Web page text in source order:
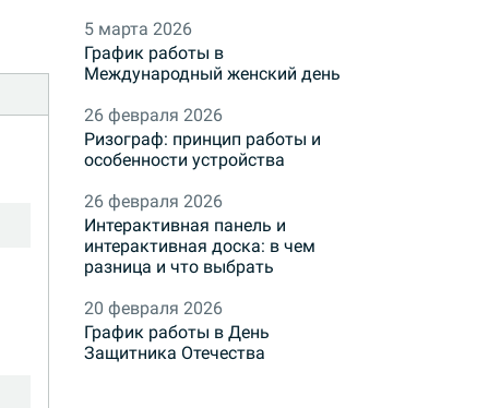
5 марта 2026
График работы в
Международный женский день
26 февраля 2026
Ризограф: принцип работы и
особенности устройства
26 февраля 2026
Интерактивная панель и
интерактивная доска: в чем
разница и что выбрать
20 февраля 2026
График работы в День
Защитника Отечества